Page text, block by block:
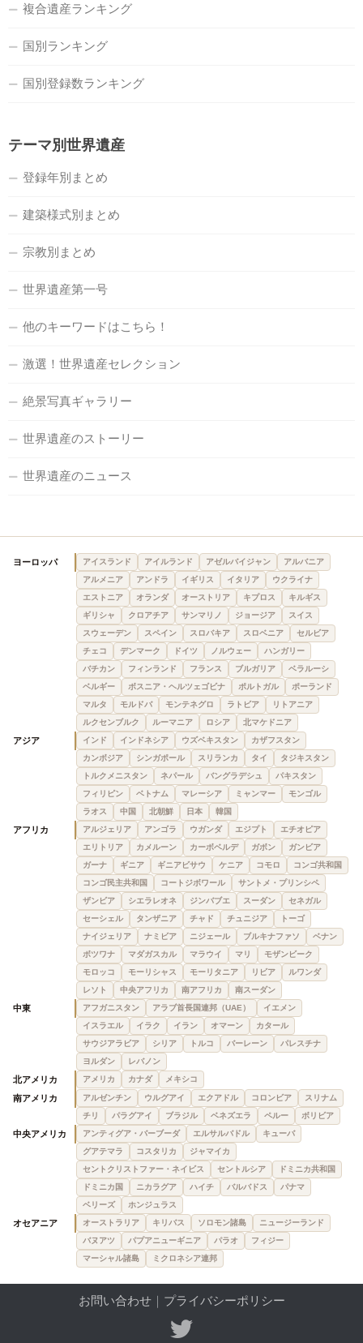
複合遺産ランキング
国別ランキング
国別登録数ランキング
テーマ別世界遺産
登録年別まとめ
建築様式別まとめ
宗教別まとめ
世界遺産第一号
他のキーワードはこちら！
激選！世界遺産セレクション
絶景写真ギャラリー
世界遺産のストーリー
世界遺産のニュース
ヨーロッパ アイスランド アイルランド アゼルバイジャン
アルバニア
アルメニア
アンドラ イギリス イタリア
ウクライナ
エストニア
オランダ オーストリア キプロス
キルギス
ギリシャ
クロアチア サンマリノ ジョージア
スイス
スウェーデン
スペイン スロバキア スロベニア
セルビア
チェコ
デンマーク ドイツ ノルウェー
ハンガリー
バチカン
フィンランド フランス ブルガリア
ベラルーシ
ベルギー
ボスニア・ヘルツェゴビナ ポルトガル
ポーランド
マルタ
モルドバ モンテネグロ ラトビア
リトアニア
ルクセンブルク
ルーマニア ロシア 北マケドニア
アジア インド インドネシア ウズベキスタン
カザフスタン
カンボジア
シンガポール スリランカ タイ
タジキスタン
トルクメニスタン
ネパール バングラデシュ
パキスタン
フィリピン
ベトナム マレーシア ミャンマー
モンゴル
ラオス
中国 北朝鮮 日本 韓国
アフリカ アルジェリア アンゴラ ウガンダ エジプト
エチオピア
エリトリア
カメルーン カーボベルデ ガボン
ガンビア
ガーナ
ギニア ギニアビサウ ケニア コモロ
コンゴ共和国
コンゴ民主共和国
コートジボワール
サントメ・プリンシペ
ザンビア
シエラレオネ ジンバブエ スーダン
セネガル
セーシェル
タンザニア チャド チュニジア
トーゴ
ナイジェリア
ナミビア ニジェール ブルキナファソ
ベナン
ボツワナ
マダガスカル マラウイ マリ
モザンビーク
モロッコ
モーリシャス モーリタニア リビア
ルワンダ
レソト
中央アフリカ 南アフリカ 南スーダン
中東 アフガニスタン アラブ首長国連邦（UAE）
イエメン
イスラエル
イラク イラン オマーン
カタール
サウジアラビア
シリア トルコ バーレーン
パレスチナ
ヨルダン
レバノン
北アメリカ アメリカ カナダ メキシコ
南アメリカ アルゼンチン ウルグアイ エクアドル コロンビア
スリナム
チリ
パラグアイ ブラジル ベネズエラ ペルー ボリビア
中央アメリカ アンティグア・バーブーダ エルサルバドル
キューバ
グアテマラ
コスタリカ
ジャマイカ
セントクリストファー・ネイビス
セントルシア
ドミニカ共和国
ドミニカ国
ニカラグア ハイチ バルバドス
パナマ
ベリーズ
ホンジュラス
オセアニア オーストラリア キリバス ソロモン諸島
ニュージーランド
バヌアツ
パプアニューギニア パラオ
フィジー
マーシャル諸島
ミクロネシア連邦
お問い合わせ｜ プライバシーポリシー